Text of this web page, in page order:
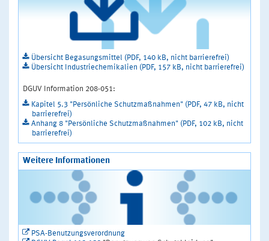
Übersicht Begasungsmittel (PDF, 140 kB, nicht barrierefrei)
Übersicht Industriechemikalien (PDF, 157 kB, nicht barrierefrei)
DGUV Information 208-051:
Kapitel 5.3 "Persönliche Schutzmaßnahmen" (PDF, 47 kB, nicht
barrierefrei)
Anhang 8 "Persönliche Schutzmaßnahmen" (PDF, 102 kB, nicht
barrierefrei)
Weitere Informationen
PSA-Benutzungsverordnung